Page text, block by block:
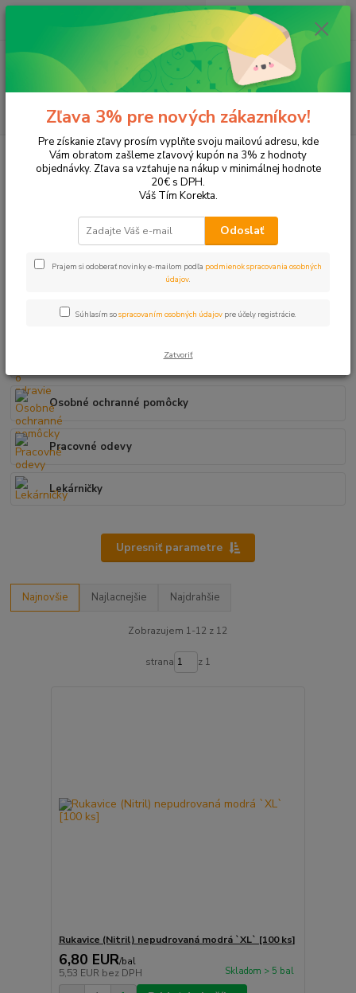
Hľadať
ks
za 0,00 EUR
Pracovné a ochranné pomôcky
Pracovné a ochranné pomôcky
Pracovné a ochranné pomôckynájdete produkty pre
bezpečnosť, hygienu a pohodlie pri práci. Ponuku sme rozdelili tak,
aby ste sa rýchlo dostali k vhodnému typu produktu.
Pri výbere odporúčame porovnať parametre dôležité pre
Osobné ochranné pomôcky
Pracovné odevy
Lekárničky
Upresniť parametre
Najnovšie Najlacnejšie Najdrahšie
Zobrazujem 1-12 z 12
strana z 1
Rukavice (Nitril) nepudrovaná modrá `XL` [100 ks]
6,80 EUR/bal
5,53 EUR bez DPH Skladom > 5 bal
Zľava 3% pre nových zákazníkov!
Pre získanie zľavy prosím vyplňte svoju mailovú adresu, kde
Vám obratom zašleme zľavový kupón na 3% z hodnoty
objednávky. Zľava sa vzťahuje na nákup v minimálnej hodnote
20€ s DPH.
Váš Tím Korekta.
Odoslať
Prajem si odoberať novinky e-mailom podľa podmienok spracovania osobných
údajov.
Súhlasím sospracovaním osobných údajov pre účely registrácie.
Zatvoriť